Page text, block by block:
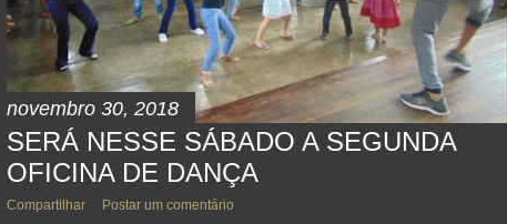
novembro 30, 2018
SERÁ NESSE SÁBADO A SEGUNDA
OFICINA DE DANÇA
Compartilhar Postar um comentário